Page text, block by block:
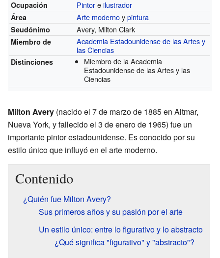
Ocupación
Pintoreilustrador
Área Arte modernoypintura
Seudónimo Avery, Milton Clark
Miembro de
Academia Estadounidense de las Artes y
las Ciencias
Distinciones
Miembro de la Academia
Estadounidense de las Artes y las
Ciencias
Milton Avery (nacido el 7 de marzo de 1885 en Altmar,
Nueva York, y fallecido el 3 de enero de 1965) fue un
importante pintor estadounidense. Es conocido por su
estilo único que influyó en el arte moderno.
Contenido
¿Quién fue Milton Avery?
Sus primeros años y su pasión por el arte
Un estilo único: entre lo figurativo y lo abstracto
¿Qué significa "figurativo" y "abstracto"?